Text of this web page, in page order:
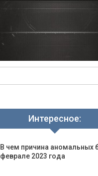
Интересное:
В чем причина аномальных
феврале 2023 года